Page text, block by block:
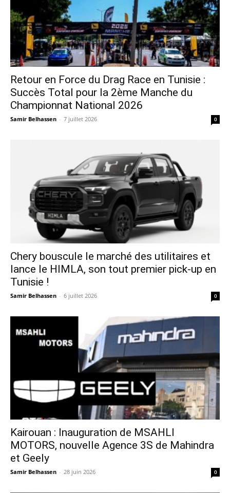
Retour en Force du Drag Race en Tunisie :
Succès Total pour la 2ème Manche du
Championnat National 2026
Samir Belhassen - 7 juillet 2026 0
Chery bouscule le marché des utilitaires et
lance le HIMLA, son tout premier pick-up en
Tunisie !
Samir Belhassen - 6 juillet 2026 0
Kairouan : Inauguration de MSAHLI
MOTORS, nouvelle Agence 3S de Mahindra
et Geely
Samir Belhassen - 28 juin 2026 0